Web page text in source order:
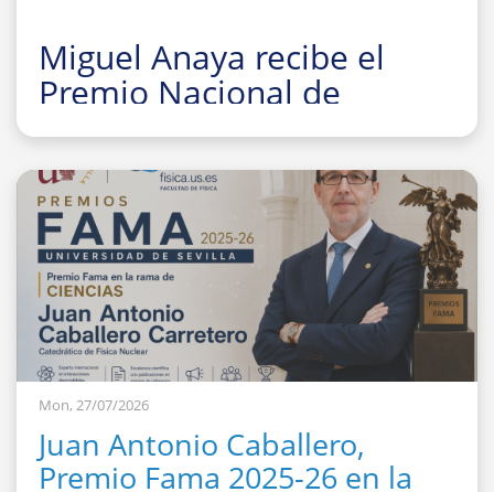
Miguel Anaya recibe el
Premio Nacional de
Investigación para Jóvenes
Felisa Martín Bravo 2026
Mon, 27/07/2026
Juan Antonio Caballero,
Premio Fama 2025-26 en la